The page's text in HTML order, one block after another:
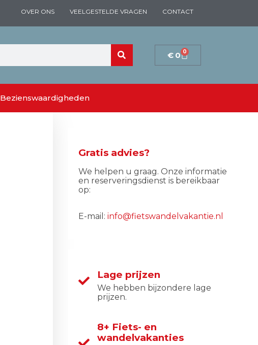
OVER ONS VEELGESTELDE VRAGEN CONTACT
€ 0 0
Bezienswaardigheden
Gratis advies?
We helpen u graag. Onze informatie
en reserveringsdienst is bereikbaar
op:
E-mail: info@fietswandelvakantie.nl
Lage prijzen
We hebben bijzondere lage
prijzen.
8+ Fiets- en
wandelvakanties